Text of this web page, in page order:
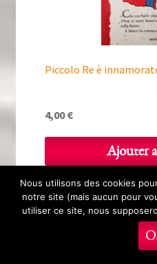
Piccolo Re è
4,00€
Ajouter
Nous utilisons des cookies
notre site (mais aucun pour
utiliser ce site, nous